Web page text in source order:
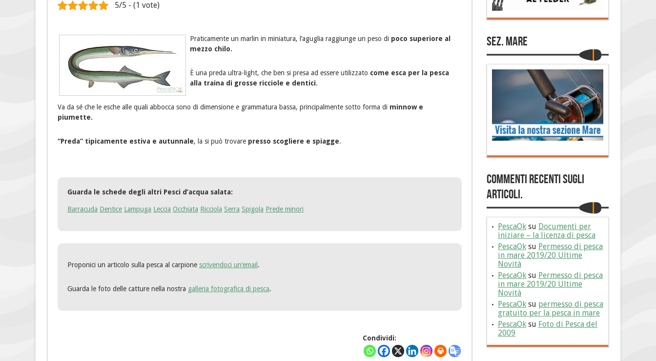
5/5 - (1 vote)
Praticamente un marlin in miniatura, l’aguglia raggiunge un peso di poco superiore al
mezzo chilo.
È una preda ultra-light, che ben si presa ad essere utilizzato come esca per la pesca
alla traina di grosse ricciole e dentici.
Va da sé che le esche alle quali abbocca sono di dimensione e grammatura bassa, principalmente sotto forma di minnow e
piumette.
“Preda” tipicamente estiva e autunnale, la si può trovare presso scogliere e spiagge.
Guarda le schede degli altri Pesci d’acqua salata:
Barracuda Dentice Lampuga Leccia Occhiata Ricciola Serra Spigola Prede minori
Proponici un articolo sulla pesca al carpione scrivendoci un’email .
Guarda le foto delle catture nella nostra galleria fotografica di pesca.
Condividi:
Sez. Mare
Commenti Recenti sugli
articoli.
PescaOk su Documenti per
iniziare – la licenza di pesca
PescaOk su Permesso di pesca
in mare 2019/20 Ultime
Novità
PescaOk su Permesso di pesca
in mare 2019/20 Ultime
Novità
PescaOk su permesso di pesca
gratuito per la pesca in mare
PescaOk su Foto di Pesca del
2009